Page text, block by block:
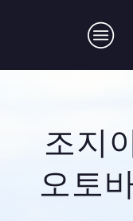
조지
오토